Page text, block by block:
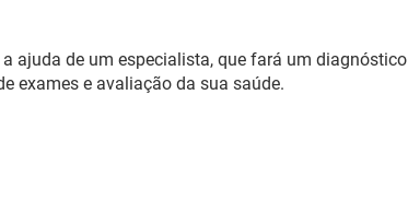
ajuda de um especialista, que fará um diagnóstico
exames e avaliação da sua saúde.